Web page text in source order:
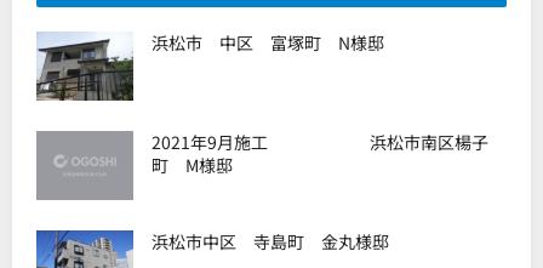
浜松市 中区 富塚町 N様邸
2021年9月施工 浜松市南区楊子
町 M様邸
浜松市中区 寺島町 金丸様邸